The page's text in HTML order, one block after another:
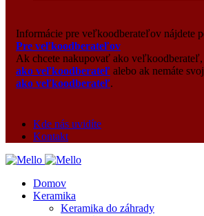
Informácie pre veľkoodberateľov nájdete
Pre veľkoodberateľov
Ak chcete nakupovať ako veľkoodberateľ,
ako veľkoodberateľ alebo ak nemáte
ako veľkoodberateľ.
Kde nás uvidíte
Kontakt
Domov
Keramika
Keramika do záhrady